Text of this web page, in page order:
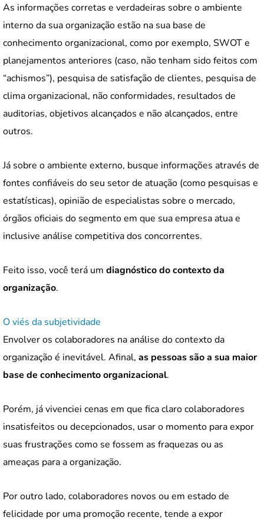
As informações corretas e verdadeiras sobre o ambiente
interno da sua organização estão na sua base de
conhecimento organizacional, como por exemplo, SWOT e
planejamentos anteriores (caso, não tenham sido feitos com
“achismos”), pesquisa de satisfação de clientes, pesquisa de
clima organizacional, não conformidades, resultados de
auditorias, objetivos alcançados e não alcançados, entre
outros.
Já sobre o ambiente externo, busque informações através de
fontes confiáveis do seu setor de atuação (como pesquisas e
estatísticas), opinião de especialistas sobre o mercado,
órgãos oficiais do segmento em que sua empresa atua e
inclusive análise competitiva dos concorrentes.
Feito isso, você terá um diagnóstico do contexto da
organização.
O viés da subjetividade
Envolver os colaboradores na análise do contexto da
organização é inevitável. Afinal, as pessoas são a sua maior
base de conhecimento organizacional.
Porém, já vivenciei cenas em que fica claro colaboradores
insatisfeitos ou decepcionados, usar o momento para expor
suas frustrações como se fossem as fraquezas ou as
ameaças para a organização.
Por outro lado, colaboradores novos ou em estado de
felicidade por uma promoção recente, tende a expor